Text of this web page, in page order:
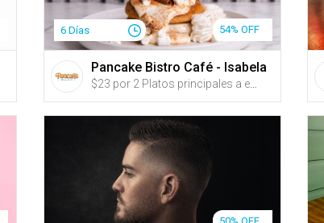
6 Días 54% OFF
Pancake Bistro Café - Isabela
$23 por 2 Platos principales a escoger entre: “Nutella Pancakes” coronados con una barquilla con mantecado; “Pumpkin Spice Pancakes”; “Cookies and Cream Pancakes” con salsa buttercream y trozos de Oreo y Nutella; “Boricua Benedictinos” montados en bocadillos de bacalaítos y pernil desmenuzado, bañados en salsa holandesa; o “Wobble Omelette” relleno de jamón de pavo y vegetales salteados con queso suizo acompañados de tostadas y un pancake + 2 Mimosas o Jugos (china, parcha o melón)